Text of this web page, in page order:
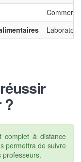
?
complet à distance
permettra de suivre
professeurs.